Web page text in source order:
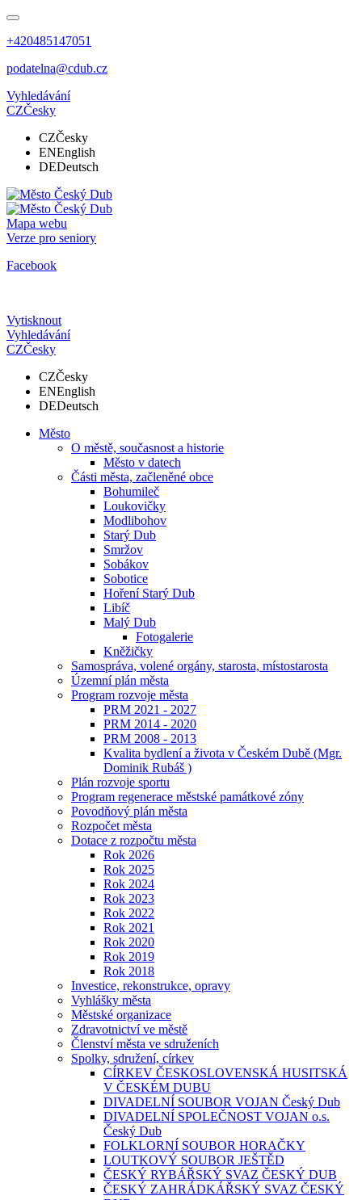
+420485147051
podatelna@cdub.cz
Vyhledávání
CZČesky
CZČesky
ENEnglish
DEDeutsch
Mapa webu
Verze pro seniory
Facebook
Vytisknout
Vyhledávání
CZČesky
CZČesky
ENEnglish
DEDeutsch
Město
O městě, současnost a historie
Město v datech
Části města, začleněné obce
Bohumileč
Loukovičky
Modlibohov
Starý Dub
Smržov
Sobákov
Sobotice
Hoření Starý Dub
Libíč
Malý Dub
Fotogalerie
Kněžičky
Samospráva, volené orgány, starosta, místostarosta
Územní plán města
Program rozvoje města
PRM 2021 - 2027
PRM 2014 - 2020
PRM 2008 - 2013
Kvalita bydlení a života v Českém Dubě (Mgr.
Dominik Rubáš )
Plán rozvoje sportu
Program regenerace městské památkové zóny
Povodňový plán města
Rozpočet města
Dotace z rozpočtu města
Rok 2026
Rok 2025
Rok 2024
Rok 2023
Rok 2022
Rok 2021
Rok 2020
Rok 2019
Rok 2018
Investice, rekonstrukce, opravy
Vyhlášky města
Městské organizace
Zdravotnictví ve městě
Členství města ve sdruženích
Spolky, sdružení, církev
CÍRKEV ČESKOSLOVENSKÁ HUSITSKÁ
V ČESKÉM DUBU
DIVADELNÍ SOUBOR VOJAN Český Dub
DIVADELNÍ SPOLEČNOST VOJAN o.s.
Český Dub
FOLKLORNÍ SOUBOR HORAČKY
LOUTKOVÝ SOUBOR JEŠTĚD
ČESKÝ RYBÁŘSKÝ SVAZ ČESKÝ DUB
ČESKÝ ZAHRÁDKÁŘSKÝ SVAZ ČESKÝ